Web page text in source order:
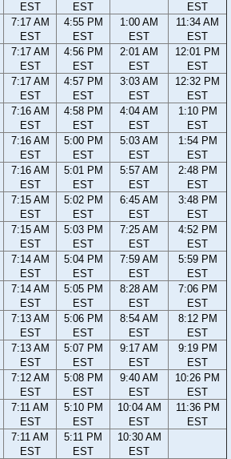
EST
EST
EST
7:17 AM
EST
4:55 PM
EST
1:00 AM
EST
11:34 AM
EST
7:17 AM
EST
4:56 PM
EST
2:01 AM
EST
12:01 PM
EST
7:17 AM
EST
4:57 PM
EST
3:03 AM
EST
12:32 PM
EST
7:16 AM
EST
4:58 PM
EST
4:04 AM
EST
1:10 PM
EST
7:16 AM
EST
5:00 PM
EST
5:03 AM
EST
1:54 PM
EST
7:16 AM
EST
5:01 PM
EST
5:57 AM
EST
2:48 PM
EST
7:15 AM
EST
5:02 PM
EST
6:45 AM
EST
3:48 PM
EST
7:15 AM
EST
5:03 PM
EST
7:25 AM
EST
4:52 PM
EST
7:14 AM
EST
5:04 PM
EST
7:59 AM
EST
5:59 PM
EST
7:14 AM
EST
5:05 PM
EST
8:28 AM
EST
7:06 PM
EST
7:13 AM
EST
5:06 PM
EST
8:54 AM
EST
8:12 PM
EST
7:13 AM
EST
5:07 PM
EST
9:17 AM
EST
9:19 PM
EST
7:12 AM
EST
5:08 PM
EST
9:40 AM
EST
10:26 PM
EST
7:11 AM
EST
5:10 PM
EST
10:04 AM
EST
11:36 PM
EST
7:11 AM
EST
5:11 PM
EST
10:30 AM
EST